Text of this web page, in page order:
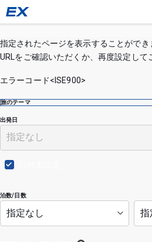
指定されたページを表示することができ
URLをご確認いただくか、再度設定して
エラーコード<ISE900>
出発日
泊数/日数
旅のテーマ